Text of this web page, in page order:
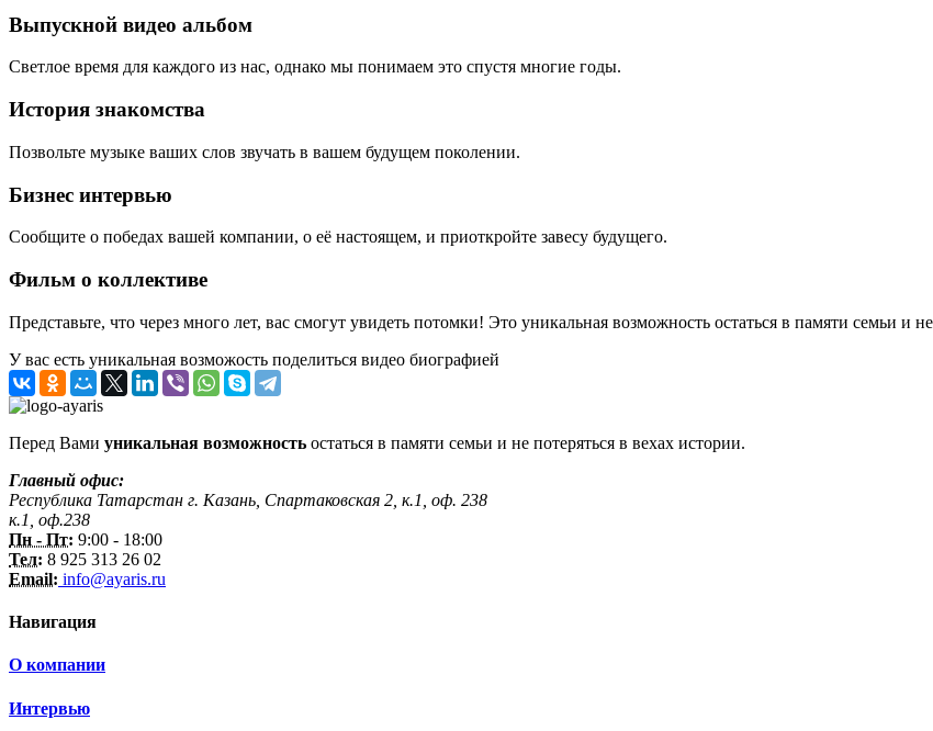
Выпускной видео альбом
Светлое время для каждого из нас, однако мы понимаем это спустя многие годы.
История знакомства
Позвольте музыке ваших слов звучать в вашем будущем поколении.
Бизнес интервью
Сообщите о победах вашей компании, о её настоящем, и приоткройте завесу будущего.
Фильм о коллективе
Представьте, что через много лет, вас смогут увидеть потомки! Это уникальная возможность остаться в памяти семьи и
У вас есть уникальная возможость поделиться видео биографией
Перед Вами уникальная возможность остаться в памяти семьи и не потеряться в вехах истории.
Главный офис:
Республика Татарстан г. Казань, Спартаковская 2, к.1, оф. 238
к.1, оф.238
Пн - Пт: 9:00 - 18:00
Тел: 8 925 313 26 02
Email: info@ayaris.ru
Навигация
О компании
Интервью